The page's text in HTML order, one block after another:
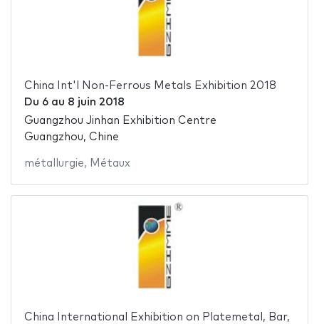
China Int'l Non-Ferrous Metals Exhibition 2018
Du 6au 8 juin 2018
Guangzhou Jinhan Exhibition Centre
Guangzhou, Chine
métallurgie, Métaux
China International Exhibition on Platemetal, Bar,